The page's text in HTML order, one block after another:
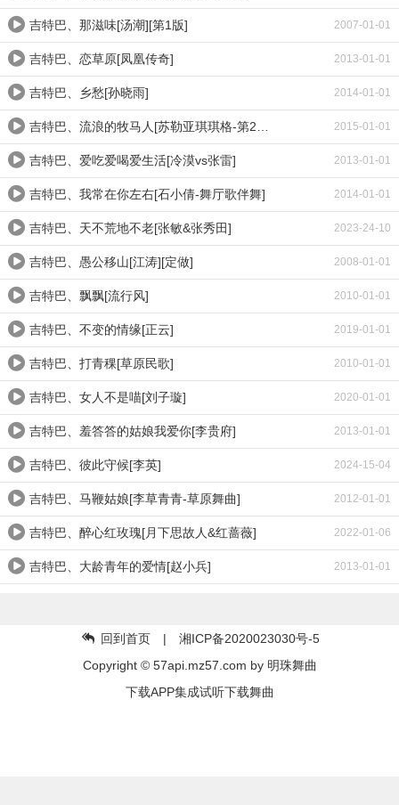
吉特巴、那滋味[汤潮][第1版] 2007-01-01
吉特巴、恋草原[凤凰传奇] 2013-01-01
吉特巴、乡愁[孙晓雨] 2014-01-01
吉特巴、流浪的牧马人[苏勒亚琪琪格-第2版] 2015-01-01
吉特巴、爱吃爱喝爱生活[冷漠vs张雷] 2013-01-01
吉特巴、我常在你左右[石小倩-舞厅歌伴舞] 2014-01-01
吉特巴、天不荒地不老[张敏&张秀田] 2023-24-10
吉特巴、愚公移山[江涛][定做] 2008-01-01
吉特巴、飘飘[流行风] 2010-01-01
吉特巴、不变的情缘[正云] 2019-01-01
吉特巴、打青稞[草原民歌] 2010-01-01
吉特巴、女人不是喵[刘子璇] 2020-01-01
吉特巴、羞答答的姑娘我爱你[李贵府] 2013-01-01
吉特巴、彼此守候[李英] 2024-15-04
吉特巴、马鞭姑娘[李草青青-草原舞曲] 2012-01-01
吉特巴、醉心红玫瑰[月下思故人&红蔷薇] 2022-01-06
吉特巴、大龄青年的爱情[赵小兵] 2013-01-01
回到首页| 湘ICP备2020023030号-5
Copyright © 57api.mz57.com by 明珠舞曲
下载APP集成试听下载舞曲